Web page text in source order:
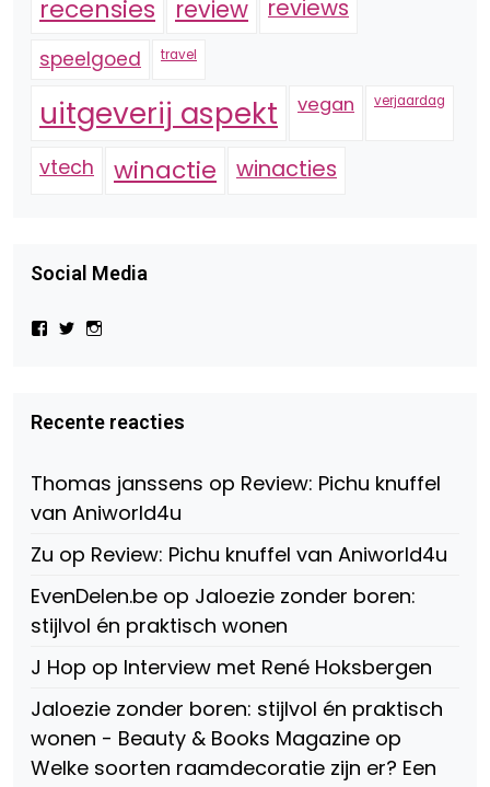
recensies review reviews
speelgoed travel
uitgeverij aspekt vegan verjaardag
vtech winactie winacties
Social Media
Bekijk
Beauty-
147775071915783/?
Facebook
Bekijk
op
Twitter
op
Instagram
Recente reacties
Thomas janssens op Review: Pichu knuffel
van Aniworld4u
Zu op Review: Pichu knuffel van Aniworld4u
EvenDelen.be op Jaloezie zonder boren:
stijlvol én praktisch wonen
J Hop op Interview met René Hoksbergen
Jaloezie zonder boren: stijlvol én praktisch
wonen - Beauty & Books Magazine op
Welke soorten raamdecoratie zijn er? Een